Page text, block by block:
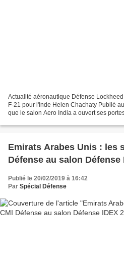
Actualité aéronautique Défense
F-21 pour l'Inde Helen Chachaty Publié
que le salon Aero India a ouvert ses
Emirats Arabes Unis : les
Défense au salon Défense
Publié le 20/02/2019 à 16:42
Par Spécial Défense